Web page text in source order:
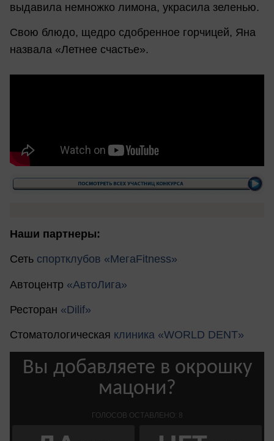
выдавила немножко лимона, украсила зеленью.
Свою блюдо, щедро сдобренное горчицей, Яна
назвала «Летнее счастье».
Наши партнеры:
Сеть спортклубов «МегаFitness»
Автоцентр «АвтоЛига»
Ресторан «Dilif»
Стоматологическая клиника «WORLD DENT»